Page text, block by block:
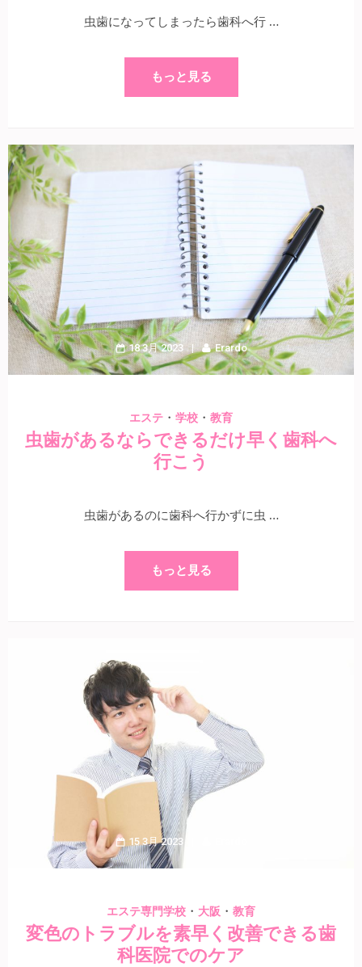
虫歯になってしまったら歯科へ行 …
もっと見る
18 3月 2023 Erardo
エステ ・ 学校 ・ 教育
虫歯があるならできるだけ早く歯科へ
行こう
虫歯があるのに歯科へ行かずに虫 …
もっと見る
15 3月 2023
エステ専門学校 ・ 大阪 ・ 教育
変色のトラブルを素早く改善できる歯
科医院でのケア